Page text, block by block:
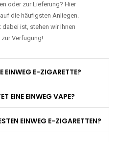
oder zur Lieferung? Hier
die häufigsten Anliegen.
dabei ist, stehen wir Ihnen
Verfügung!
EINWEG E-ZIGARETTE?
EINE EINWEG VAPE?
EINWEG E-ZIGARETTEN?